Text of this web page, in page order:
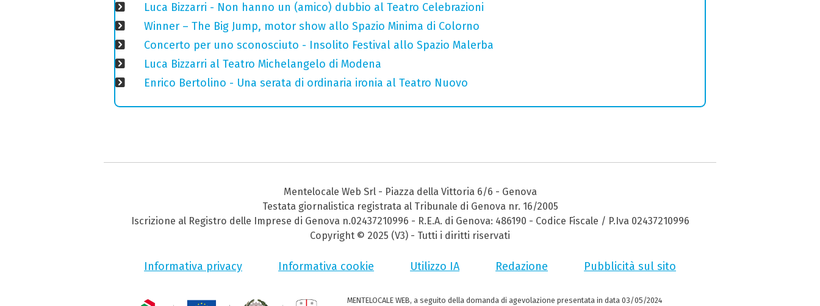
Luca Bizzarri - Non hanno un (amico) dubbio al Teatro Celebrazioni
Winner – The Big Jump, motor show allo Spazio Minima di Colorno
Concerto per uno sconosciuto - Insolito Festival allo Spazio Malerba
Luca Bizzarri al Teatro Michelangelo di Modena
Enrico Bertolino - Una serata di ordinaria ironia al Teatro Nuovo
Mentelocale Web Srl - Piazza della Vittoria 6/6 - Genova
Testata giornalistica registrata al Tribunale di Genova nr. 16/2005
Iscrizione al Registro delle Imprese di Genova n.02437210996 - R.E.A. di Genova: 486190 - Codice Fiscale / P.Iva 02437210996
Copyright © 2025 (V3) - Tutti i diritti riservati
Informativa privacy Informativa cookie Utilizzo IA Redazione Pubblicità sul sito
MENTELOCALE WEB, a seguito della domanda di agevolazione presentata in data 03/05/2024